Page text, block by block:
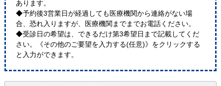
あります。
◆予約後3営業日が経過しても医療機関から連絡がない場
合、恐れ入りますが、医療機関までまでお電話ください。
◆受診日の希望は、できるだけ第3希望日まで記載してくだ
さい。《その他のご要望を入力する(任意)》をクリックする
と入力ができます。